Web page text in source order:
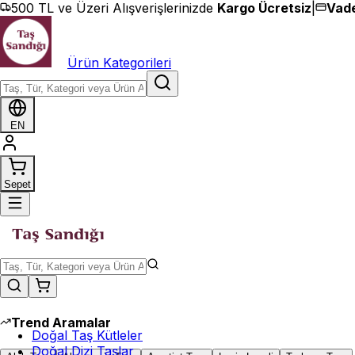
İçeriğe geç
500 TL ve Üzeri Alışverişlerinizde Kargo Ücretsiz
Ürün Kategorileri
EN
Sepet
Trend Aramalar
Doğal Taş Kütleler
Doğal Dizi Taşlar